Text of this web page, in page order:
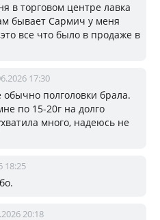
в торговом центре лавка
бывает Сармич у меня
все что было в продаже в
17:30
обычно полголовки брала.
по 15-20г на долго
много, надеюсь не
18:25
20:18